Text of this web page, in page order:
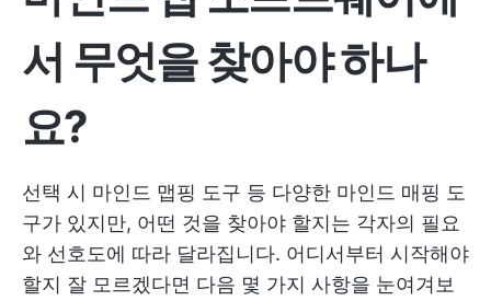
서 무엇을 찾아야 하나
요?
선택 시 마인드 맵핑 도구 등 다양한 마인드 매핑 도
구가 있지만, 어떤 것을 찾아야 할지는 각자의 필요
와 선호도에 따라 달라집니다. 어디서부터 시작해야
할지 잘 모르겠다면 다음 몇 가지 사항을 눈여겨보